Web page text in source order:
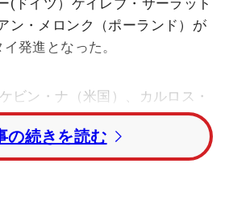
(ドイツ）ケイレブ・サーラット
ン・メロンク（ポーランド）が
発進となった。
ビン・ナ（米国）、カルロス・
コ）、2打差の6位タイグループ
シア（スペイン）、ダスティ
国）ら7人が続いた。
の続きを読む